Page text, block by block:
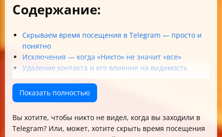
Содержание:
Скрываем время посещения в Telegram — просто и
понятно
Исключения — когда «Никто» не значит «все»
Удаление контакта и его влияние на видимость
статуса
Скрыть время захода от конкретного пользователя,
но сохранить общение
Риски и ограничения при скрытии времени
посещения в группах, чатах с ботами и каналах
Показать полностью
Вы хотите, чтобы никто не видел, когда вы заходили в
Telegram? Или, может, хотите скрыть время посещения